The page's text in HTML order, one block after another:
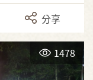
分享
1478